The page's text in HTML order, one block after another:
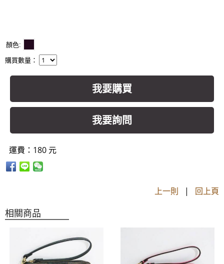
顏色
購買數量：
我要購買
我要詢問
運費：180 元
上一則 | 回上頁
相關商品